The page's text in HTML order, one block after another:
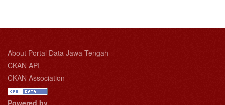
About Portal Data Jawa Tengah
CKAN API
CKAN Association
Powered by